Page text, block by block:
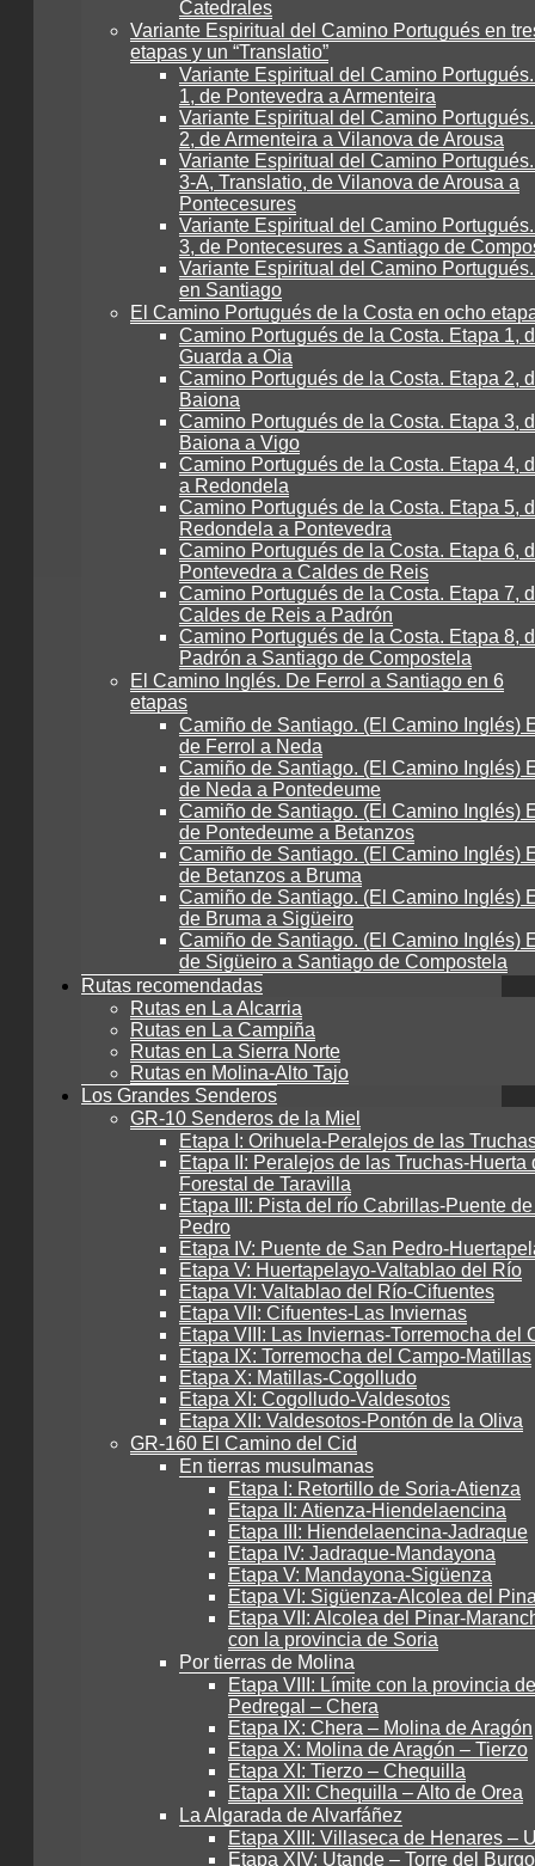
Catedrales
Variante Espiritual del Camino Portugués en
etapas y un “Translatio”
Variante Espiritual del Camino
1, de Pontevedra a Armenteira
Variante Espiritual del Camino
2, de Armenteira a Vilanova de Arousa
Variante Espiritual del Camino
3-A, Translatio, de Vilanova de Arousa a
Pontecesures
Variante Espiritual del Camino
3, de Pontecesures a Santiago de
Variante Espiritual del Camino
en Santiago
El Camino Portugués de la Costa en ocho
Camino Portugués de la Costa. Etapa 1,
Guarda a Oia
Camino Portugués de la Costa. Etapa 2,
Baiona
Camino Portugués de la Costa. Etapa 3,
Baiona a Vigo
Camino Portugués de la Costa. Etapa 4,
a Redondela
Camino Portugués de la Costa. Etapa 5,
Redondela a Pontevedra
Camino Portugués de la Costa. Etapa 6,
Pontevedra a Caldes de Reis
Camino Portugués de la Costa. Etapa 7,
Caldes de Reis a Padrón
Camino Portugués de la Costa. Etapa 8,
Padrón a Santiago de Compostela
El Camino Inglés. De Ferrol a Santiago en 6
etapas
Camiño de Santiago. (El Camino Inglés)
de Ferrol a Neda
Camiño de Santiago. (El Camino Inglés)
de Neda a Pontedeume
Camiño de Santiago. (El Camino Inglés)
de Pontedeume a Betanzos
Camiño de Santiago. (El Camino Inglés)
de Betanzos a Bruma
Camiño de Santiago. (El Camino Inglés)
de Bruma a Sigüeiro
Camiño de Santiago. (El Camino Inglés)
de Sigüeiro a Santiago de Compostela
Rutas recomendadas
Rutas en La Alcarria
Rutas en La Campiña
Rutas en La Sierra Norte
Rutas en Molina-Alto Tajo
Los Grandes Senderos
GR-10 Senderos de la Miel
Etapa I: Orihuela-Peralejos de las
Etapa II: Peralejos de las Truchas-Huerta
Forestal de Taravilla
Etapa III: Pista del río Cabrillas-Puente
Pedro
Etapa IV: Puente de San Pedro-
Etapa V: Huertapelayo-Valtablao del Río
Etapa VI: Valtablao del Río-Cifuentes
Etapa VII: Cifuentes-Las Inviernas
Etapa VIII: Las Inviernas-Torremocha del
Etapa IX: Torremocha del Campo-Matillas
Etapa X: Matillas-Cogolludo
Etapa XI: Cogolludo-Valdesotos
Etapa XII: Valdesotos-Pontón de la Oliva
GR-160 El Camino del Cid
En tierras musulmanas
Etapa I: Retortillo de Soria-Atienza
Etapa II: Atienza-Hiendelaencina
Etapa III: Hiendelaencina-Jadraque
Etapa IV: Jadraque-Mandayona
Etapa V: Mandayona-Sigüenza
Etapa VI: Sigüenza-Alcolea del
Etapa VII: Alcolea del Pinar-
con la provincia de Soria
Por tierras de Molina
Etapa VIII: Límite con la provincia
Pedregal – Chera
Etapa IX: Chera – Molina de Aragón
Etapa X: Molina de Aragón – Tierzo
Etapa XI: Tierzo – Chequilla
Etapa XII: Chequilla – Alto de Orea
La Algarada de Alvarfáñez
Etapa XIII: Villaseca de Henares –
Etapa XIV: Utande – Torre del Burgo